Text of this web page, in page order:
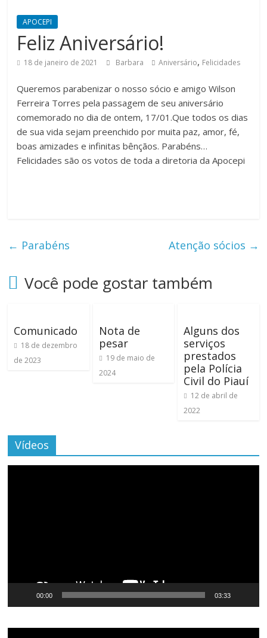
APOCEPI
Feliz Aniversário!
18 de janeiro de 2021 Barbara Aniversário, Felicidades
Queremos parabenizar o nosso sócio e amigo Wilson
Ferreira Torres pela passagem de seu aniversário
comemorado no dia de ontem, 17/01.Que todos os dias
de sua vida sejam preenchido por muita paz, amor, fé,
boas amizades e infinitas bênçãos. Parabéns…
Felicidades são os votos de toda a diretoria da Apocepi
← Parabéns Atenção sócios →
Você pode gostar também
Comunicado
18 de dezembro
de 2023
Nota de
pesar
19 de maio de
2024
Alguns dos
serviços
prestados
pela Polícia
Civil do Piauí
12 de abril de
2022
Vídeos
00:00 03:33